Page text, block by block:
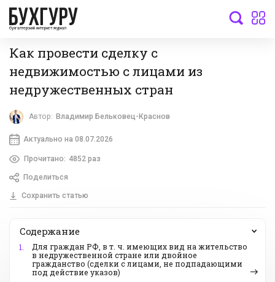
бухгалтерский интернет-журнал
Как провести сделку с
недвижимостью с лицами из
недружественных стран
Автор: Владимир Бельковец-Краснов
Актуально на 08.07.2026
Прочитано: 4852 раз
Поделиться
Сохранить статью
Содержание
1.
Для граждан РФ, в т. ч. имеющих вид на жительство
в недружественной стране или двойное
гражданство (сделки с лицами, не подпадающими
под действие указов)